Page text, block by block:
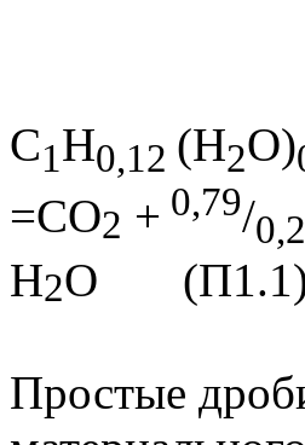
С1Н0,12 (Н2O)
=CO2 + 0,79/
H2O
Простые